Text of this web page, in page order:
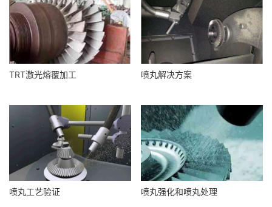
TRT激光熔覆加工 喷丸解决方案
喷丸工艺验证 喷丸强化和喷丸处理